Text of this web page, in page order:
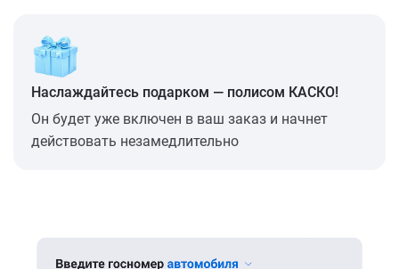
Наслаждайтесь подарком — полисом КАСКО!
Он будет уже включен в ваш заказ и начнет
действовать незамедлительно